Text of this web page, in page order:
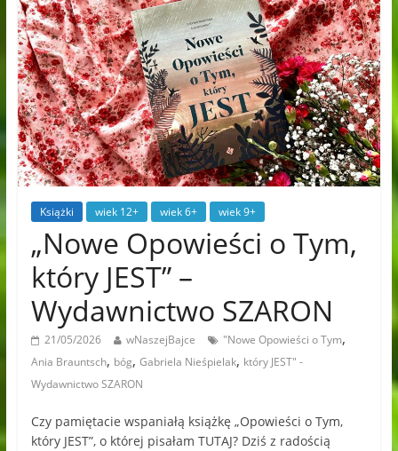
Książki wiek 12+ wiek 6+ wiek 9+
„Nowe Opowieści o Tym,
który JEST” –
Wydawnictwo SZARON
21/05/2026 wNaszejBajce "Nowe Opowieści o Tym,
Ania Brauntsch, bóg, Gabriela Nieśpielak, który JEST" -
Wydawnictwo SZARON
Czy pamiętacie wspaniałą książkę „Opowieści o Tym,
który JEST”, o której pisałam TUTAJ? Dziś z radością